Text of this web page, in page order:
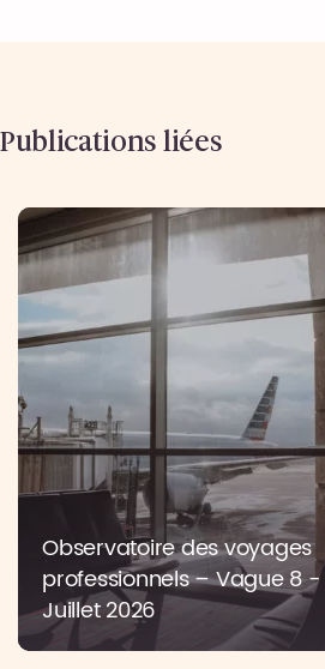
Publications liées
Observatoire des voyages
professionnels – Vague 8 -
Juillet 2026